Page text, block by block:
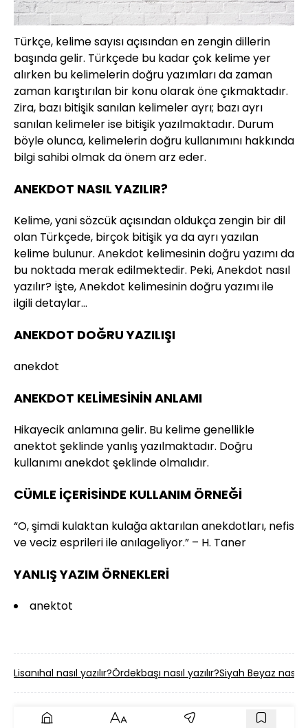
Türkçe, kelime sayısı açısından en zengin dillerin
başında gelir. Türkçede bu kadar çok kelime yer
alırken bu kelimelerin doğru yazımları da zaman
zaman karıştırılan bir konu olarak öne çıkmaktadır.
Zira, bazı bitişik sanılan kelimeler ayrı; bazı ayrı
sanılan kelimeler ise bitişik yazılmaktadır. Durum
böyle olunca, kelimelerin doğru kullanımını hakkında
bilgi sahibi olmak da önem arz eder.
ANEKDOT NASIL YAZILIR?
Kelime, yani sözcük açısından oldukça zengin bir dil
olan Türkçede, birçok bitişik ya da ayrı yazılan
kelime bulunur. Anekdot kelimesinin doğru yazımı da
bu noktada merak edilmektedir. Peki, Anekdot nasıl
yazılır? İşte, Anekdot kelimesinin doğru yazımı ile
ilgili detaylar…
ANEKDOT DOĞRU YAZILIŞI
anekdot
ANEKDOT KELİMESİNİN ANLAMI
Hikayecik anlamına gelir. Bu kelime genellikle
anektot şeklinde yanlış yazılmaktadır. Doğru
kullanımı anekdot şeklinde olmalıdır.
CÜMLE İÇERİSİNDE KULLANIM ÖRNEĞİ
“O, şimdi kulaktan kulağa aktarılan anekdotları, nefis
ve veciz esprileri ile anılageliyor.” – H. Taner
YANLIŞ YAZIM ÖRNEKLERİ
anektot
Lisanıhal nasıl yazılır?Ördekbaşı nasıl yazılır?Siyah Beyaz nasıl